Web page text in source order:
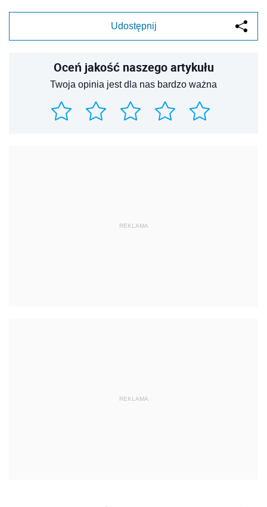
Udostępnij
Oceń jakość naszego artykułu
Twoja opinia jest dla nas bardzo ważna
REKLAMA
REKLAMA